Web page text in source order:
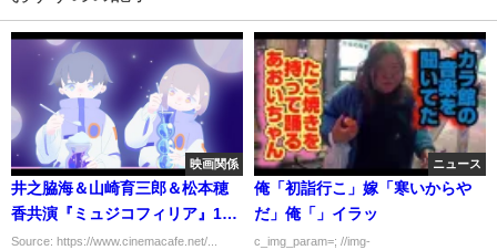
映画関係
井之脇海＆山崎育三郎＆松本穂
香共演『ミュジコフィリア』11
月19日公開
Source: https://www.cinemacafe.net/...
ニュース
俺「初詣行こ」嫁「寒いからや
だ」俺「」イラッ
c_img_param=; //img-